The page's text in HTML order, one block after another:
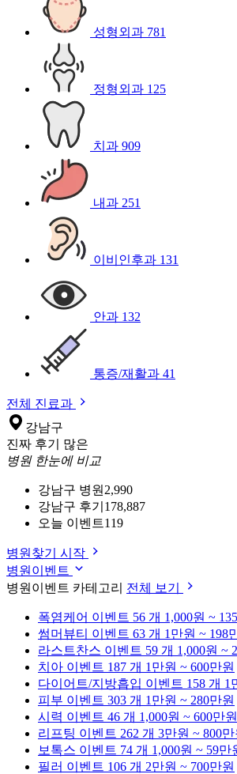
성형외과 781
정형외과 125
치과 909
내과 251
이비인후과 131
안과 132
통증/재활과 41
전체 진료과
강남구
진짜 후기 많은
병원 한눈에 비교
강남구 병원 2,990
강남구 후기 178,887
오늘 이벤트119
병원찾기 시작
병원이벤트
병원이벤트 카테고리 전체 보기
폭염케어 이벤트 56 개 1,000원 ~
썸머뷰티 이벤트 63 개 1만원 ~ 198
라스트찬스 이벤트 59 개 1,000원 ~
치아 이벤트 187 개 1만원 ~ 600만원
다이어트/지방흡입 이벤트 158 개 1
피부 이벤트 303 개 1만원 ~ 280만원
시력 이벤트 46 개 1,000원 ~ 600만원
리프팅 이벤트 262 개 3만원 ~ 800만
보톡스 이벤트 74 개 1,000원 ~ 59만
필러 이벤트 106 개 2만원 ~ 700만원